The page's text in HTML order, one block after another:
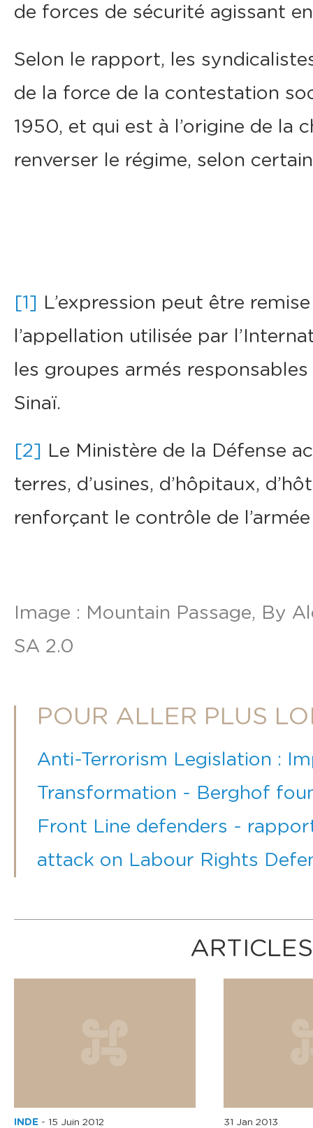
de forces de sécurité agissant
Selon le rapport, les
de la force de la contestation
1950, et qui est à l’origine de la
renverser le régime, selon
[1]
L’expression peut être
l’appellation utilisée par
les groupes armés
Sinaï.
[2]
Le Ministère de la Défense
terres, d’usines, d’hôpitaux,
renforçant le contrôle de
Image : Mountain Passage, By
SA 2.0
POUR ALLER PLUS
Anti-Terrorism Legislation :
Transformation - Berghof
Front Line defenders -
attack on Labour Rights
INDE - 15 Juin 2012
31 Jan 2013